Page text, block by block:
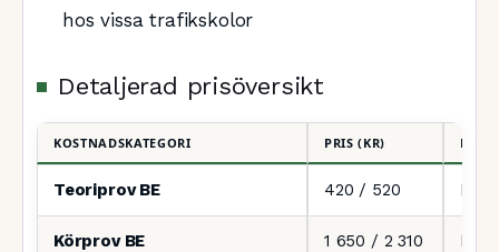
hos vissa trafikskolor
Detaljerad prisöversikt
KOSTNADSKATEGORI PRIS (KR)
Teoriprov BE 420 / 520
Körprov BE 1 650 / 2 310